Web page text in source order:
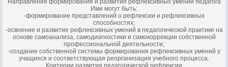
Направления формирования и развития рефлексивных умений педагога
Ими могут быть:
-формирование представлений о рефлексии и рефлексивных
способностях;
-освоение и развитие рефлексивных умений в педагогической практике на
основе самоанализа, самодиагностики и самокоррекции собственной
профессиональной деятельности;
-создание собственной системы формирования рефлексивных умений у
учащихся и соответствующая реорганизация учебного процесса.
Критерии развития педагогической рефлексии